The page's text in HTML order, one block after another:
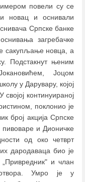
повели су се
новац и оснивали
Српске банке
загребачке
сакупљање новца, а
Подстакнут њеним
Јоцом
у Дарувару, којој
континуираној
поклонио је
број акција Српске
пивоваре и Дионичке
од око четврт
дародаваца био је
и члан
Умро је у